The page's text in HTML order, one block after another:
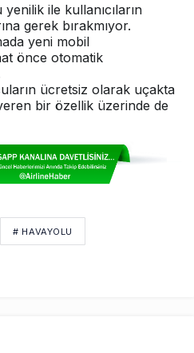
ile kullanıcıların
gerek bırakmıyor.
yeni mobil
önce otomatik
ücretsiz olarak uçakta
bir özellik üzerinde de
# HAVAYOLU